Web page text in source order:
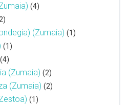
(4)
(Zumaia) (1)
(1)
(4)
(Zumaia) (2)
(Zumaia) (2)
(1)